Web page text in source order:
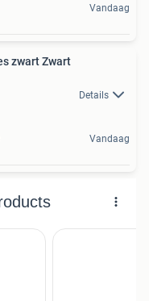
Vandaag
Details
Vandaag